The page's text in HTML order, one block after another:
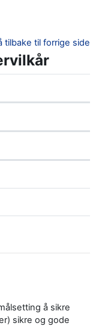
tilbake til forrige side
å sikre
sikre og gode